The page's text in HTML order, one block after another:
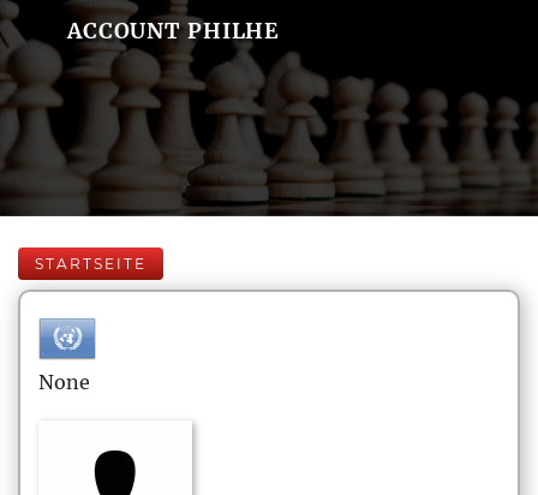
ACCOUNT PHILHE
STARTSEITE
None